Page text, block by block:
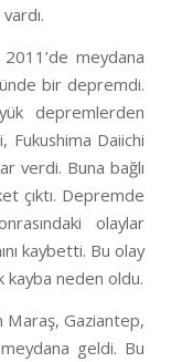
meydana
bir depremdi.
depremlerden
Daiichi
verdi. Buna bağlı
çıktı. Depremde
olaylar
kaybetti. Bu olay
kayba neden oldu.
Maraş, Gaziantep,
geldi. Bu